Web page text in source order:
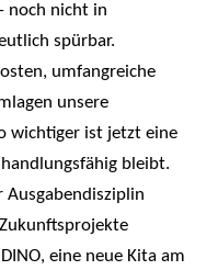
noch nicht in
spürbar.
umfangreiche
unsere
wichtiger ist jetzt eine
bleibt.
eine neue Kita am